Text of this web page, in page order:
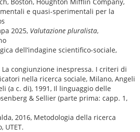
e quasi-sperimentali per la
2025, Valutazione pluralista,
dell’indagine scientifico-sociale,
La congiunzione inespressa. I criteri di
nella ricerca sociale, Milano, Angeli
(a c. di), 1991, Il linguaggio delle
& Sellier (parte prima: capp. 1,
2016, Metodologia della ricerca
UTET.